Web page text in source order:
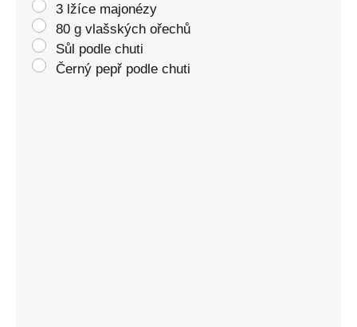
3 lžíce majonézy
80 g vlašských ořechů
Sůl podle chuti
Černý pepř podle chuti